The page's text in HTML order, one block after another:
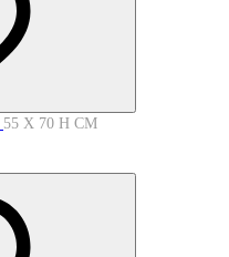
55 X 70 H СМ